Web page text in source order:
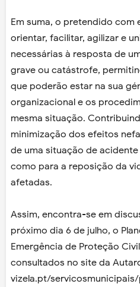
Em suma, o pretendido com
orientar, facilitar, agilizar e
necessárias à resposta de
grave ou catástrofe,
que poderão estar na sua
organizacional e os
mesma situação.
minimização dos efeitos
de uma situação de
como para a reposição da
afetadas.
Assim, encontra-se em
próximo dia 6 de julho, o
Emergência de Proteção
consultados no site da
vizela.pt/